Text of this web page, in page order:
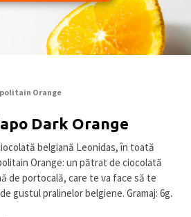
Orange
Dark Orange
belgiană Leonidas, în toată
Orange: un pătrat de ciocolată
de portocală, care te va face să te
gustul pralinelor belgiene. Gramaj: 6g.